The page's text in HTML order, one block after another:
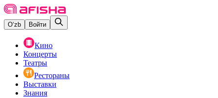
O‘zb Войти
Кино
Концерты
Театры
Рестораны
Выставки
Знания